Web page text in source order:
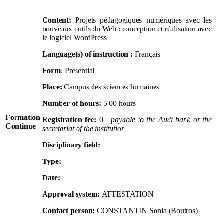
Formation
Continue
Content:Projets pédagogiques numériques avec les
nouveaux outils du Web : conception et réalisation avec
le logiciel WordPress
Language(s) of instruction : Français
Form: Presential
Place: Campus des sciences humaines
Number of hours: 5.00 hours
Registration fee: 0payable to the Audi bank or the
secretariat of the institution
Disciplinary field:
Type:
Date:
Approval system: ATTESTATION
Contact person: CONSTANTIN Sonia (Boutros)